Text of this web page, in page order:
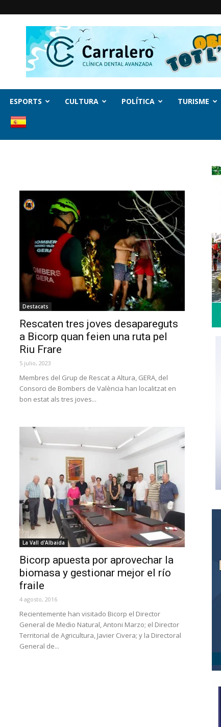
ESPORTS CULTURA POLÍTICA TURISME
Destacats
Rescaten tres joves desapareguts
a Bicorp quan feien una ruta pel
Riu Frare
5 julio, 2023
Membres del Grup de Rescat a Altura, GERA, del
Consorci de Bombers de València han localitzat en
bon estat als tres joves...
La Vall d'Albaida
Bicorp apuesta por aprovechar la
biomasa y gestionar mejor el río
fraile
4 agosto, 2016
Recientemente han visitado Bicorp el Director
General de Medio Natural, Antoni Marzo; el Director
Territorial de Agricultura, Javier Civera; y la Directoral
General de...